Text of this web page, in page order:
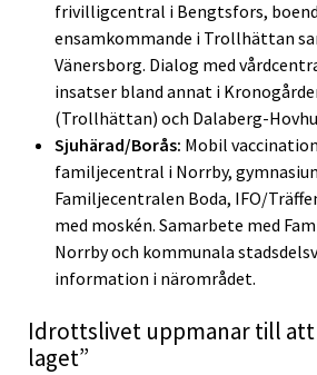
frivilligcentral i Bengtsfors,
ensamkommande i Trollhättan
Vänersborg. Dialog med
insatser bland annat i
(Trollhättan) och Dalaberg-
Sjuhärad/Borås: Mobil
familjecentral i Norrby,
Familjecentralen Boda, IFO/
med moskén. Samarbete med
Norrby och kommunala
information i närområdet.
Idrottslivet uppmanar till att
laget”